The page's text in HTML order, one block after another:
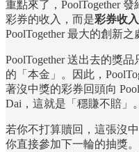
重點來了，PoolTogether
彩券的收入，而是彩券收
PoolTogether 最大的創新之
PoolTogether 送出去的獎
的「本金」。因此，
著沒中獎的彩券回頭向
Dai，這就是「穩賺不賠」。
若你不打算贖回，這張沒
你直接參加下一輪的抽獎